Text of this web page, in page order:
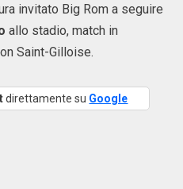
invitato Big Rom a seguire
allo stadio, match in
Saint-Gilloise.
direttamente su Google